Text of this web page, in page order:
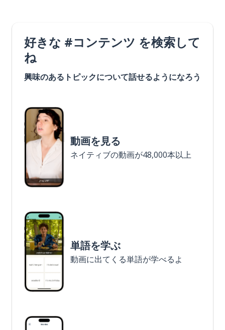
好きな #コンテンツ を検索して
ね
興味のあるトピックについて話せるようになろう
動画を見る
ネイティブの動画が48,000本以上
単語を学ぶ
動画に出てくる単語が学べるよ